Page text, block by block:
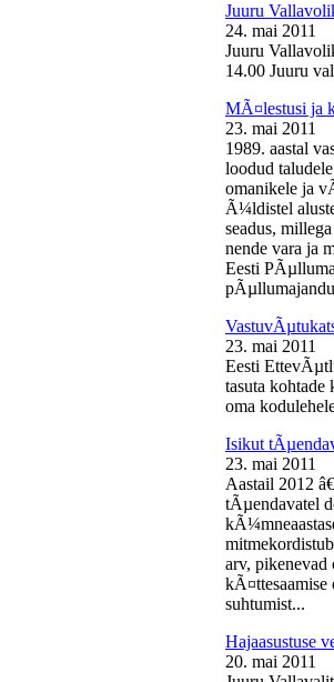
Juuru
24. mai 2011
Juuru
14.00 Juuru
MÃ¤lestusi ja
23. mai 2011
1989. aastal
loodud
omanikele ja
Ã¼ldistel
seadus,
nende vara ja
Eesti
23. mai 2011
Eesti
tasuta
oma
Isikut
23. mai 2011
Aastail 2012
tÃµendavatel
arv,
kÃ¤ttesaamise
suhtumist...
Hajaasustuse
20. mai 2011